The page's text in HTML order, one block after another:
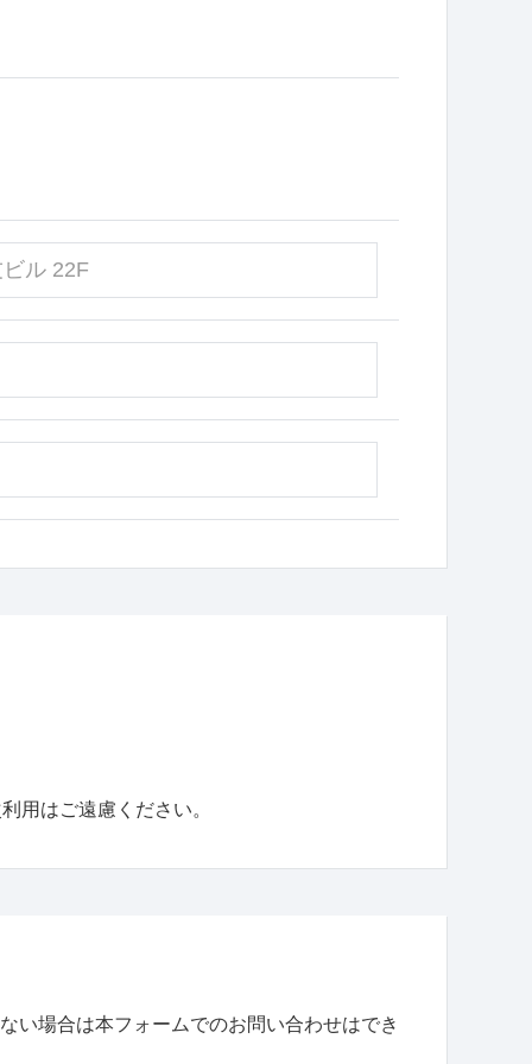
用はご遠慮ください。
い場合は本フォームでのお問い合わせはでき